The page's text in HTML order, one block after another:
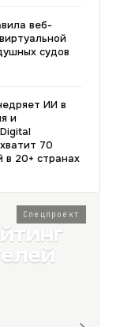
веб-
судов
ИИ в
и
70
в 20+ странах
Спецпроект